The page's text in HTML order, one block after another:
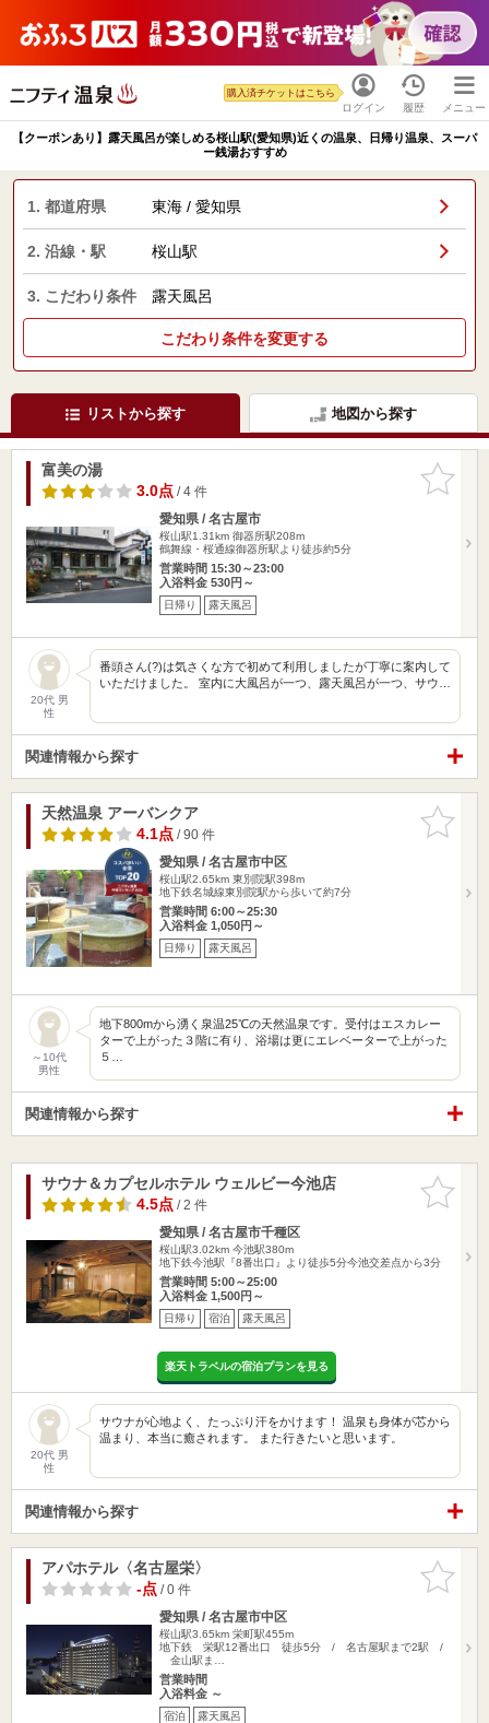
ログイン
購入済チケットはこちら
履歴 メニュー
【クーポンあり】露天風呂が楽しめる桜山駅(愛知県)近くの温泉、日帰り温泉、スーパ
ー銭湯おすすめ
1. 都道府県 東海 / 愛知県
2. 沿線・駅 桜山駅
3. こだわり条件 露天風呂
こだわり条件を変更する
リストから探す 地図から探す
お気に入
りに追加
富美の湯
3.0点/ 4 件
愛知県 / 名古屋市
桜山駅1.31km 御器所駅208m
鶴舞線・桜通線御器所駅より徒歩約5分
営業時間 15:30～23:00
入浴料金 530円～
日帰り 露天風呂
20代 男
性
番頭さん(?)は気さくな方で初めて利用しましたが丁寧に案内して
いただけました。 室内に大風呂が一つ、露天風呂が一つ、サウ…
関連情報から探す
お気に入
りに追加
天然温泉 アーバンクア
4.1点/ 90 件
愛知県 / 名古屋市中区
桜山駅2.65km 東別院駅398m
地下鉄名城線東別院駅から歩いて約7分
営業時間 6:00～25:30
入浴料金 1,050円～
日帰り 露天風呂
～10代
男性
地下800mから湧く泉温25℃の天然温泉です。受付はエスカレー
ターで上がった３階に有り、浴場は更にエレベーターで上がった
５…
関連情報から探す
お気に入
りに追加
サウナ＆カプセルホテル ウェルビー今池店
4.5点/ 2 件
愛知県 / 名古屋市千種区
桜山駅3.02km 今池駅380m
地下鉄今池駅『8番出口』より徒歩5分今池交差点から3分
営業時間 5:00～25:00
入浴料金 1,500円～
日帰り 宿泊 露天風呂
楽天トラベルの宿泊プランを見る
20代 男
性
サウナが心地よく、たっぷり汗をかけます！ 温泉も身体が芯から
温まり、本当に癒されます。 また行きたいと思います。
関連情報から探す
お気に入
りに追加
アパホテル〈名古屋栄〉
-点/ 0 件
愛知県 / 名古屋市中区
桜山駅3.65km 栄町駅455m
地下鉄 栄駅12番出口 徒歩5分 / 名古屋駅まで2駅 /
金山駅ま…
営業時間
入浴料金 ～
宿泊 露天風呂